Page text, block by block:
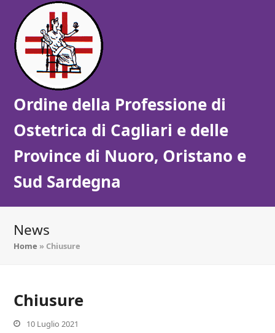
Ordine della Professione di
Ostetrica di Cagliari e delle
Province di Nuoro, Oristano e
Sud Sardegna
News
Home » Chiusure
Chiusure
10 Luglio 2021